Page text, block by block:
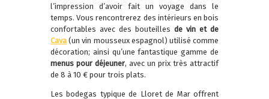
l’impression d’avoir fait un voyage dans le
temps. Vous rencontrerez des intérieurs en bois
confortables avec des bouteilles de vin et de
Cava (un vin mousseux espagnol) utilisé comme
décoration; ainsi qu’une fantastique gamme de
menus pour déjeuner, avec un prix très attractif
de 8 à 10 € pour trois plats.
Les bodegas typique de Lloret de Mar offrent